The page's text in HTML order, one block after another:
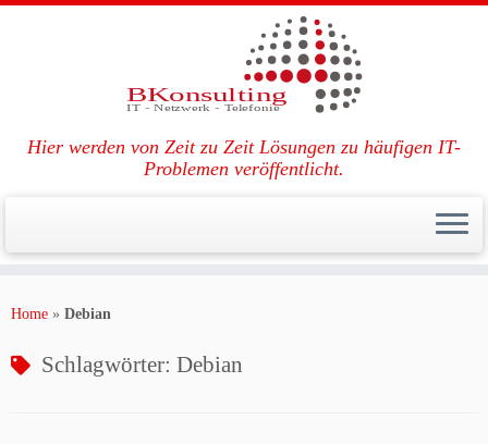
Inhalt
Hier werden von Zeit zu Zeit Lösungen zu häufigen IT-
Problemen veröffentlicht.
Home » Debian
Schlagwörter: Debian